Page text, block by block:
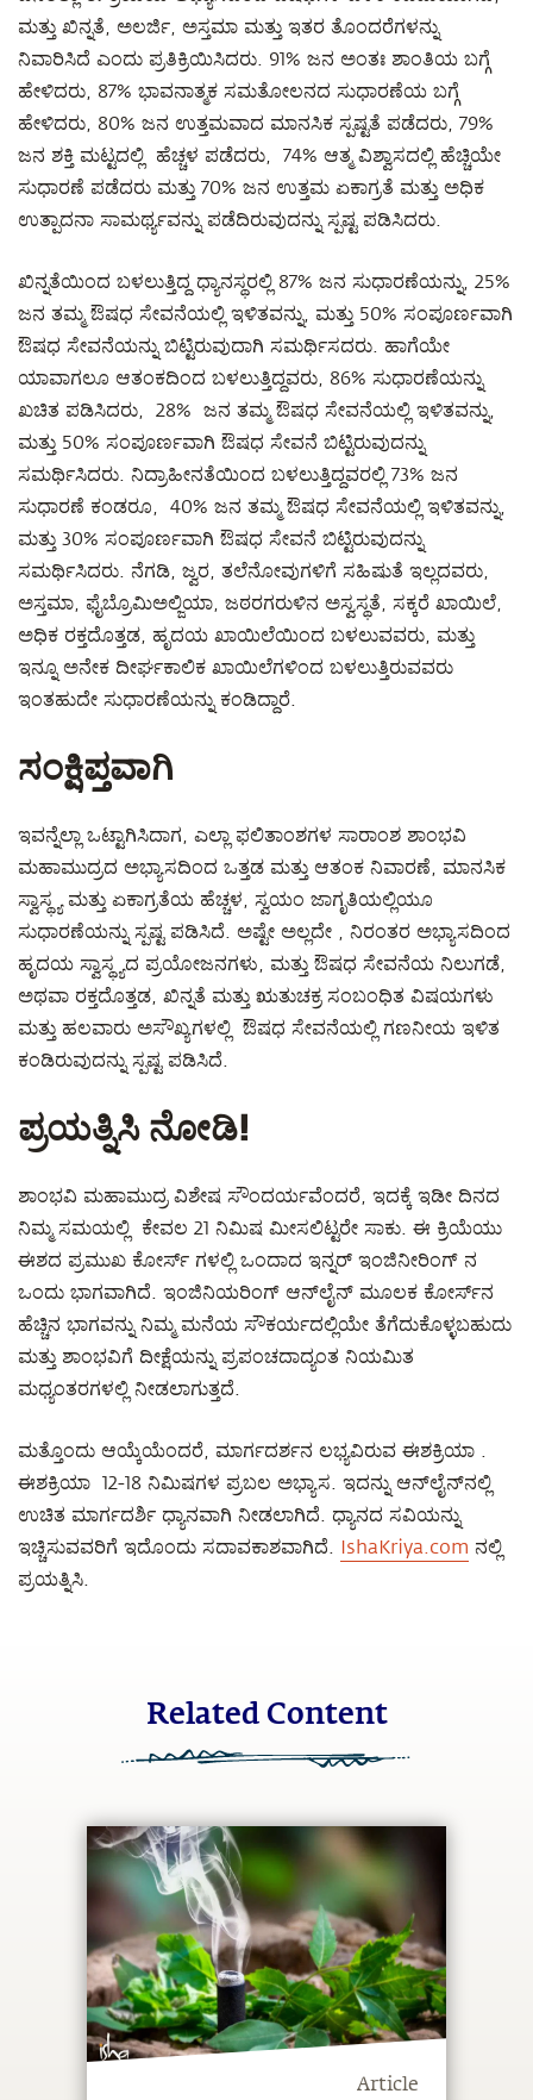
ಮತ್ತು ಖಿನ್ನತೆ, ಅಲರ್ಜಿ, ಅಸ್ತಮಾ ಮತ್ತು ಇತರ ತೊಂದರೆಗಳನ್ನು
ನಿವಾರಿಸಿದೆ ಎಂದು ಪ್ರತಿಕ್ರಿಯಿಸಿದರು. 91% ಜನ ಅಂತಃ ಶಾಂತಿಯ ಬಗ್ಗೆ
ಹೇಳಿದರು, 87% ಭಾವನಾತ್ಮಕ ಸಮತೋಲನದ ಸುಧಾರಣೆಯ ಬಗ್ಗೆ
ಹೇಳಿದರು, 80% ಜನ ಉತ್ತಮವಾದ ಮಾನಸಿಕ ಸ್ಪಷ್ಟತೆ ಪಡೆದರು, 79%
ಜನ ಶಕ್ತಿ ಮಟ್ಟದಲ್ಲಿ ಹೆಚ್ಚಳ ಪಡೆದರು, 74% ಆತ್ಮ ವಿಶ್ವಾಸದಲ್ಲಿ ಹೆಚ್ಚಿಯೇ
ಸುಧಾರಣೆ ಪಡೆದರು ಮತ್ತು 70% ಜನ ಉತ್ತಮ ಏಕಾಗ್ರತೆ ಮತ್ತು ಅಧಿಕ
ಉತ್ಪಾದನಾ ಸಾಮರ್ಥ್ಯವನ್ನು ಪಡೆದಿರುವುದನ್ನು ಸ್ಪಷ್ಟ ಪಡಿಸಿದರು.
ಖಿನ್ನತೆಯಿಂದ ಬಳಲುತ್ತಿದ್ದ ಧ್ಯಾನಸ್ಥರಲ್ಲಿ 87% ಜನ ಸುಧಾರಣೆಯನ್ನು, 25%
ಜನ ತಮ್ಮ ಔಷಧ ಸೇವನೆಯಲ್ಲಿ ಇಳಿತವನ್ನು, ಮತ್ತು 50% ಸಂಪೂರ್ಣವಾಗಿ
ಔಷಧ ಸೇವನೆಯನ್ನು ಬಿಟ್ಟಿರುವುದಾಗಿ ಸಮರ್ಥಿಸದರು. ಹಾಗೆಯೇ
ಯಾವಾಗಲೂ ಆತಂಕದಿಂದ ಬಳಲುತ್ತಿದ್ದವರು, 86% ಸುಧಾರಣೆಯನ್ನು
ಖಚಿತ ಪಡಿಸಿದರು, 28% ಜನ ತಮ್ಮ ಔಷಧ ಸೇವನೆಯಲ್ಲಿ ಇಳಿತವನ್ನು,
ಮತ್ತು 50% ಸಂಪೂರ್ಣವಾಗಿ ಔಷಧ ಸೇವನೆ ಬಿಟ್ಟಿರುವುದನ್ನು
ಸಮರ್ಥಿಸಿದರು. ನಿದ್ರಾಹೀನತೆಯಿಂದ ಬಳಲುತ್ತಿದ್ದವರಲ್ಲಿ 73% ಜನ
ಸುಧಾರಣೆ ಕಂಡರೂ, 40% ಜನ ತಮ್ಮ ಔಷಧ ಸೇವನೆಯಲ್ಲಿ ಇಳಿತವನ್ನು,
ಮತ್ತು 30% ಸಂಪೂರ್ಣವಾಗಿ ಔಷಧ ಸೇವನೆ ಬಿಟ್ಟಿರುವುದನ್ನು
ಸಮರ್ಥಿಸಿದರು. ನೆಗಡಿ, ಜ್ವರ, ತಲೆನೋವುಗಳಿಗೆ ಸಹಿಷುತೆ ಇಲ್ಲದವರು,
ಅಸ್ತಮಾ, ಫೈಬ್ರೊಮಿಅಲ್ಜಿಯಾ, ಜಠರಗರುಳಿನ ಅಸ್ವಸ್ಥತೆ, ಸಕ್ಕರೆ ಖಾಯಿಲೆ,
ಅಧಿಕ ರಕ್ತದೊತ್ತಡ, ಹೃದಯ ಖಾಯಿಲೆಯಿಂದ ಬಳಲುವವರು, ಮತ್ತು
ಇನ್ನೂ ಅನೇಕ ದೀರ್ಘಕಾಲಿಕ ಖಾಯಿಲೆಗಳಿಂದ ಬಳಲುತ್ತಿರುವವರು
ಇಂತಹುದೇ ಸುಧಾರಣೆಯನ್ನು ಕಂಡಿದ್ದಾರೆ.
ಸಂಕ್ಷಿಪ್ತವಾಗಿ
ಇವನ್ನೆಲ್ಲಾ ಒಟ್ಟಾಗಿಸಿದಾಗ, ಎಲ್ಲಾ ಫಲಿತಾಂಶಗಳ ಸಾರಾಂಶ ಶಾಂಭವಿ
ಮಹಾಮುದ್ರದ ಅಭ್ಯಾಸದಿಂದ ಒತ್ತಡ ಮತ್ತು ಆತಂಕ ನಿವಾರಣೆ, ಮಾನಸಿಕ
ಸ್ವಾಸ್ಥ್ಯ ಮತ್ತು ಏಕಾಗ್ರತೆಯ ಹೆಚ್ಚಳ, ಸ್ವಯಂ ಜಾಗೃತಿಯಲ್ಲಿಯೂ
ಸುಧಾರಣೆಯನ್ನು ಸ್ಪಷ್ಟ ಪಡಿಸಿದೆ. ಅಷ್ಟೇ ಅಲ್ಲದೇ , ನಿರಂತರ ಅಭ್ಯಾಸದಿಂದ
ಹೃದಯ ಸ್ವಾಸ್ಥ್ಯದ ಪ್ರಯೋಜನಗಳು, ಮತ್ತು ಔಷಧ ಸೇವನೆಯ ನಿಲುಗಡೆ,
ಅಥವಾ ರಕ್ತದೊತ್ತಡ, ಖಿನ್ನತೆ ಮತ್ತು ಋತುಚಕ್ರ ಸಂಬಂಧಿತ ವಿಷಯಗಳು
ಮತ್ತು ಹಲವಾರು ಅಸೌಖ್ಯಗಳಲ್ಲಿ ಔಷಧ ಸೇವನೆಯಲ್ಲಿ ಗಣನೀಯ ಇಳಿತ
ಕಂಡಿರುವುದನ್ನು ಸ್ಪಷ್ಟ ಪಡಿಸಿದೆ.
ಪ್ರಯತ್ನಿಸಿ ನೋಡಿ!
ಶಾಂಭವಿ ಮಹಾಮುದ್ರ ವಿಶೇಷ ಸೌಂದರ್ಯವೆಂದರೆ, ಇದಕ್ಕೆ ಇಡೀ ದಿನದ
ನಿಮ್ಮ ಸಮಯಲ್ಲಿ ಕೇವಲ 21 ನಿಮಿಷ ಮೀಸಲಿಟ್ಟರೇ ಸಾಕು. ಈ ಕ್ರಿಯೆಯು
ಈಶದ ಪ್ರಮುಖ ಕೋರ್ಸ್ ಗಳಲ್ಲಿ ಒಂದಾದ ಇನ್ನರ್ ಇಂಜಿನೀರಿಂಗ್ ನ
ಒಂದು ಭಾಗವಾಗಿದೆ. ಇಂಜಿನಿಯರಿಂಗ್ ಆನ್‌ಲೈನ್ ಮೂಲಕ ಕೋರ್ಸ್‌ನ
ಹೆಚ್ಚಿನ ಭಾಗವನ್ನು ನಿಮ್ಮ ಮನೆಯ ಸೌಕರ್ಯದಲ್ಲಿಯೇ ತೆಗೆದುಕೊಳ್ಳಬಹುದು
ಮತ್ತು ಶಾಂಭವಿಗೆ ದೀಕ್ಷೆಯನ್ನು ಪ್ರಪಂಚದಾದ್ಯಂತ ನಿಯಮಿತ
ಮಧ್ಯಂತರಗಳಲ್ಲಿ ನೀಡಲಾಗುತ್ತದೆ.
ಮತ್ತೊಂದು ಆಯ್ಕೆಯೆಂದರೆ, ಮಾರ್ಗದರ್ಶನ ಲಭ್ಯವಿರುವ ಈಶಕ್ರಿಯಾ .
ಈಶಕ್ರಿಯಾ 12-18 ನಿಮಿಷಗಳ ಪ್ರಬಲ ಅಭ್ಯಾಸ. ಇದನ್ನು ಆನ್‌ಲೈನ್‌ನಲ್ಲಿ
ಉಚಿತ ಮಾರ್ಗದರ್ಶಿ ಧ್ಯಾನವಾಗಿ ನೀಡಲಾಗಿದೆ. ಧ್ಯಾನದ ಸವಿಯನ್ನು
ಇಚ್ಚಿಸುವವರಿಗೆ ಇದೊಂದು ಸದಾವಕಾಶವಾಗಿದೆ. IshaKriya.com ನಲ್ಲಿ
ಪ್ರಯತ್ನಿಸಿ.
Related Content
Article